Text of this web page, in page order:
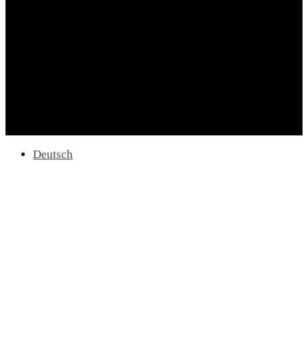
Deutsch